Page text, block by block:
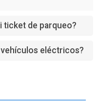
ticket de parqueo?
eléctricos?